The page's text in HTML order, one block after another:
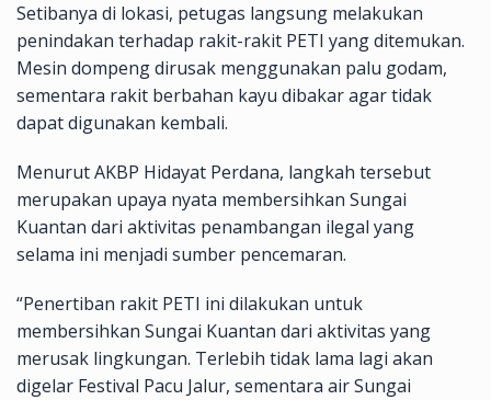
Setibanya di lokasi, petugas langsung melakukan
penindakan terhadap rakit-rakit PETI yang ditemukan.
Mesin dompeng dirusak menggunakan palu godam,
sementara rakit berbahan kayu dibakar agar tidak
dapat digunakan kembali.
Menurut AKBP Hidayat Perdana, langkah tersebut
merupakan upaya nyata membersihkan Sungai
Kuantan dari aktivitas penambangan ilegal yang
selama ini menjadi sumber pencemaran.
“Penertiban rakit PETI ini dilakukan untuk
membersihkan Sungai Kuantan dari aktivitas yang
merusak lingkungan. Terlebih tidak lama lagi akan
digelar Festival Pacu Jalur, sementara air Sungai